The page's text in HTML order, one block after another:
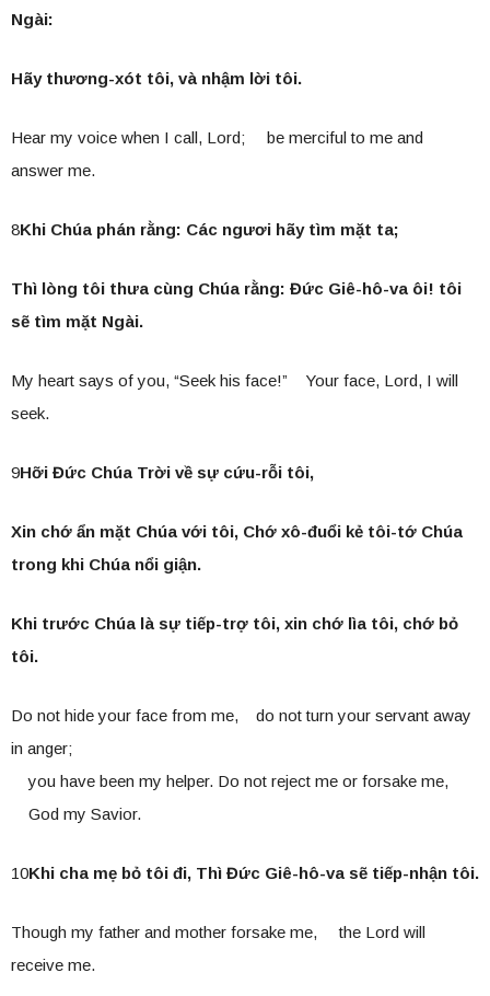
Ngài:
Hãy thương-xót tôi, và nhậm lời tôi.
Hear my voice when I call, Lord; be merciful to me and
answer me.
8Khi Chúa phán rằng: Các ngươi hãy tìm mặt ta;
Thì lòng tôi thưa cùng Chúa rằng: Đức Giê-hô-va ôi! tôi
sẽ tìm mặt Ngài.
My heart says of you, “Seek his face!” Your face, Lord, I will
seek.
9Hỡi Đức Chúa Trời về sự cứu-rỗi tôi,
Xin chớ ẩn mặt Chúa với tôi, Chớ xô-đuổi kẻ tôi-tớ Chúa
trong khi Chúa nổi giận.
Khi trước Chúa là sự tiếp-trợ tôi, xin chớ lìa tôi, chớ bỏ
tôi.
Do not hide your face from me, do not turn your servant away
in anger;
you have been my helper. Do not reject me or forsake me,
God my Savior.
10Khi cha mẹ bỏ tôi đi, Thì Đức Giê-hô-va sẽ tiếp-nhận tôi.
Though my father and mother forsake me, the Lord will
receive me.